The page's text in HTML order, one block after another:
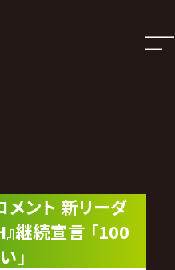
ント 新リーダ
継続宣言 「100
」